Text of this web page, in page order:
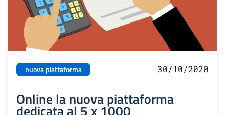
nuova piattaforma 30/10/2020
Online la nuova piattaforma